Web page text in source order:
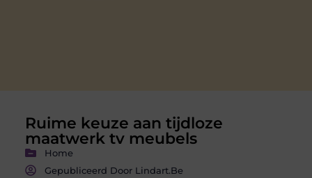
Ruime keuze aan tijdloze
maatwerk tv meubels
Home
Gepubliceerd Door Lindart.be